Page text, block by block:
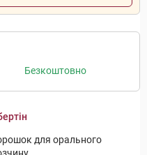
Безкоштовно
для орального